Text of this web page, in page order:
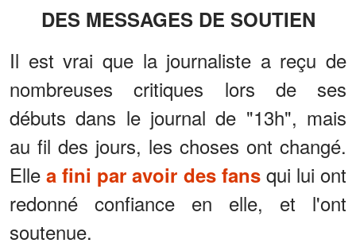
instant-là
DES MESSAGES DE SOUTIEN
Il est vrai que la journaliste a reçu de
nombreuses critiques lors de ses
débuts dans le journal de "13h", mais
au fil des jours, les choses ont changé.
Ellea fini par avoir des fansqui lui ont
redonné confiance en elle, et l'ont
soutenue.